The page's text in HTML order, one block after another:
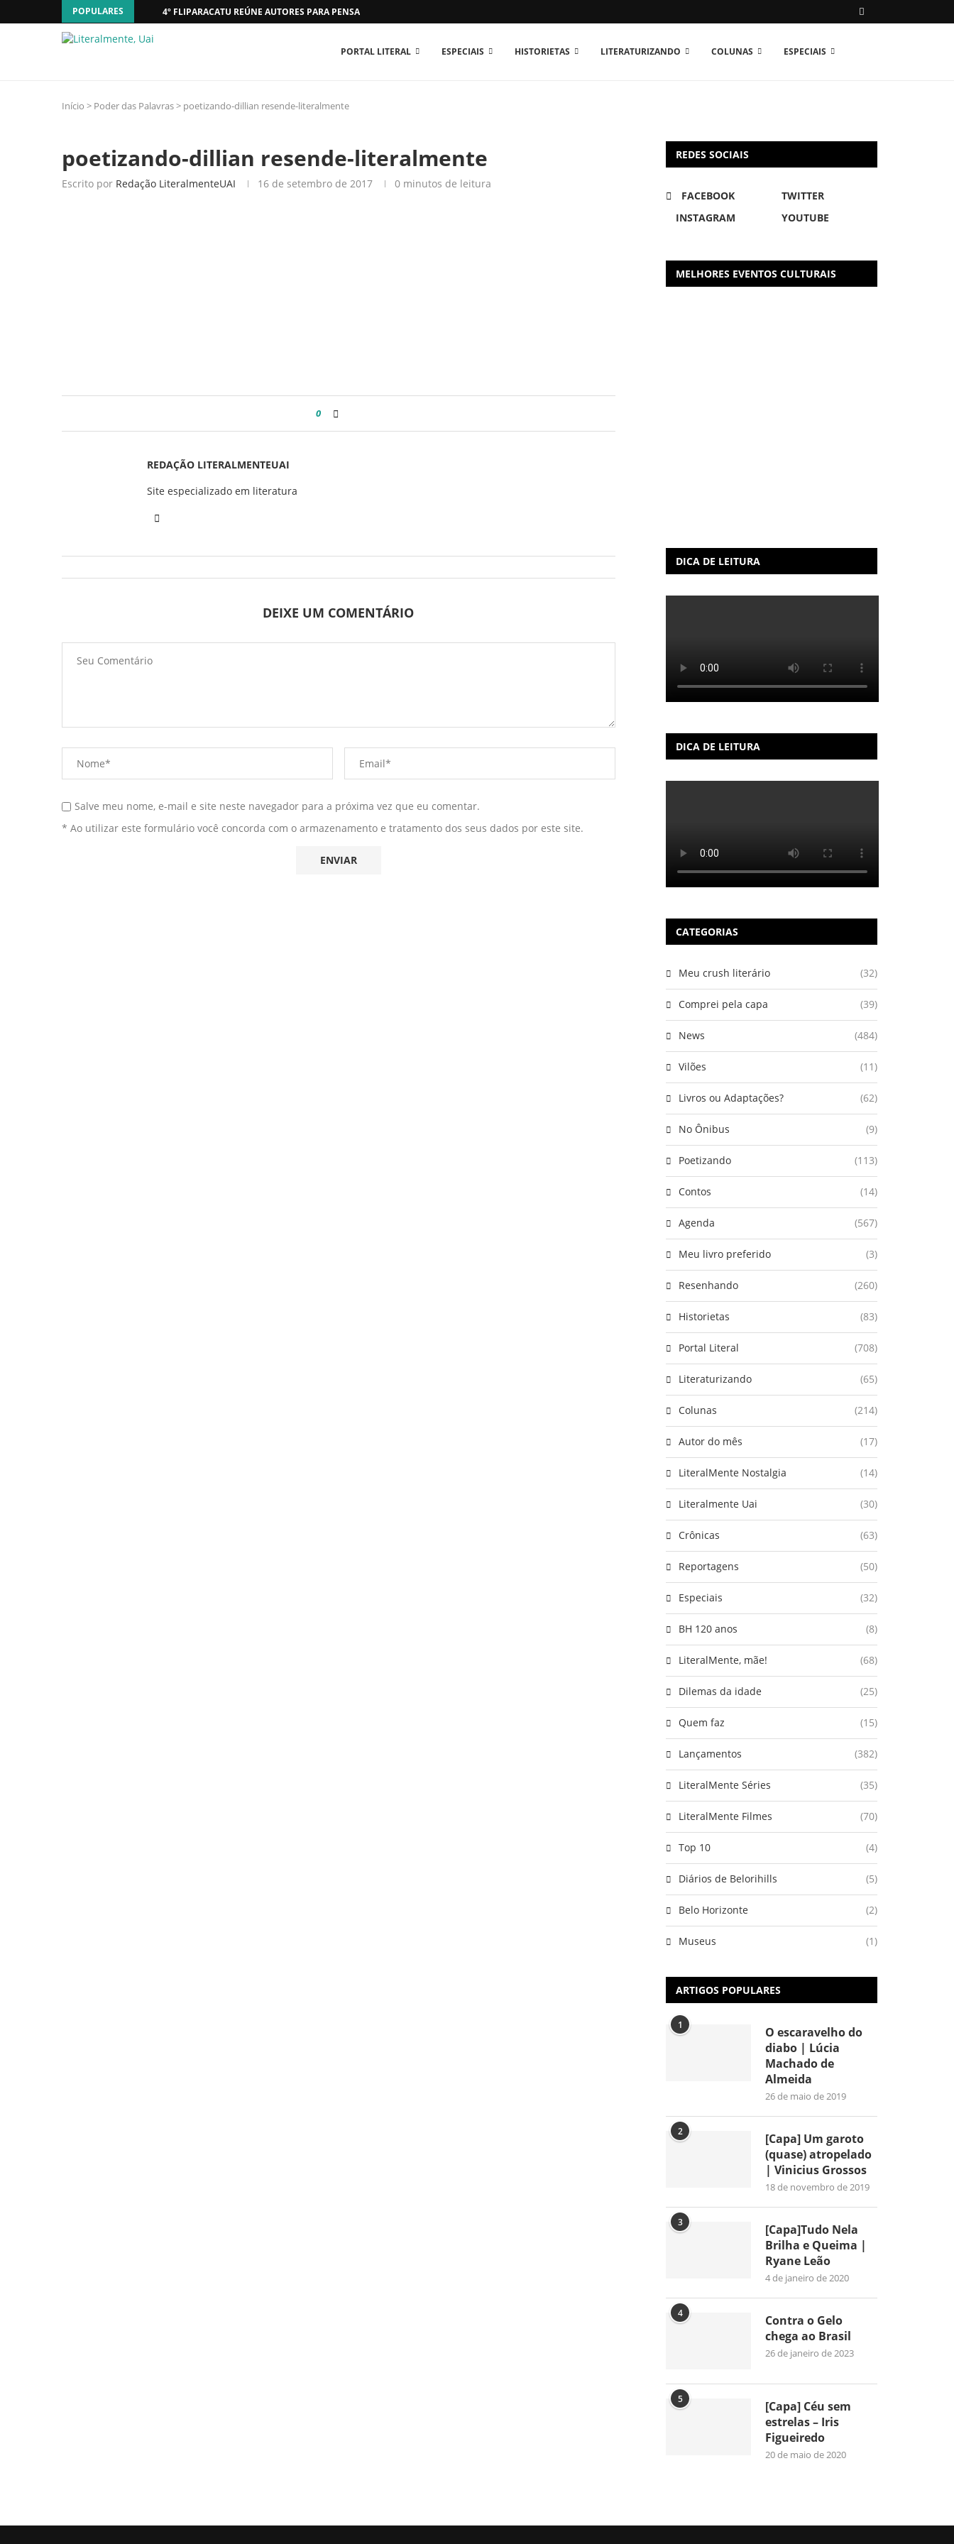
POPULARES 4º FLIPARACATU REÚNE AUTORES PARA PENSAR O MUNDO...
PORTAL LITERAL ESPECIAIS HISTORIETAS LITERATURIZANDO COLUNAS ESPECIAIS
Início > Poder das Palavras> poetizando-dillian resende-literalmente
poetizando-dillian resende-literalmente
Escrito por Redação LiteralmenteUAI 16 de setembro de 2017 0 minutos de leitura
0
REDAÇÃO LITERALMENTEUAI
Site especializado em literatura
DEIXE UM COMENTÁRIO
Salve meu nome, e-mail e site neste navegador para a próxima vez que eu comentar.
* Ao utilizar este formulário você concorda com o armazenamento e tratamento dos seus dados por este site.
REDES SOCIAIS
FACEBOOK
TWITTER
INSTAGRAM
YOUTUBE
MELHORES EVENTOS CULTURAIS
DICA DE LEITURA
DICA DE LEITURA
CATEGORIAS
Meu crush literário (32)
Comprei pela capa (39)
News (484)
Vilões (11)
Livros ou Adaptações? (62)
No Ônibus (9)
Poetizando (113)
Contos (14)
Agenda (567)
Meu livro preferido (3)
Resenhando (260)
Historietas (83)
Portal Literal (708)
Literaturizando (65)
Colunas (214)
Autor do mês (17)
LiteralMente Nostalgia (14)
Literalmente Uai (30)
Crônicas (63)
Reportagens (50)
Especiais (32)
BH 120 anos (8)
LiteralMente, mãe! (68)
Dilemas da idade (25)
Quem faz (15)
Lançamentos (382)
LiteralMente Séries (35)
LiteralMente Filmes (70)
Top 10 (4)
Diários de Belorihills (5)
Belo Horizonte (2)
Museus (1)
ARTIGOS POPULARES
1
O escaravelho do
diabo | Lúcia
Machado de
Almeida
26 de maio de 2019
2
[Capa] Um garoto
(quase) atropelado
| Vinicius Grossos
18 de novembro de 2019
3
[Capa]Tudo Nela
Brilha e Queima |
Ryane Leão
4 de janeiro de 2020
4
Contra o Gelo
chega ao Brasil
26 de janeiro de 2023
5
[Capa] Céu sem
estrelas – Iris
Figueiredo
20 de maio de 2020